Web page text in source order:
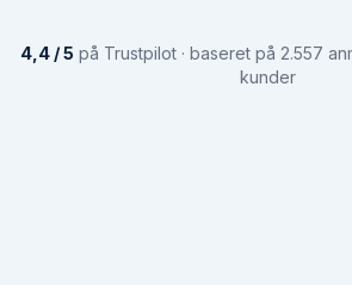
4,4 / 5 på Trustpilot · baseret på 2.557
kunder